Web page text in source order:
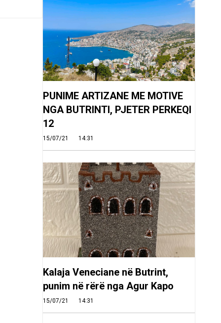
PUNIME ARTIZANE ME MOTIVE
NGA BUTRINTI, PJETER PERKEQI
12
15/07/21 14:31
Kalaja Veneciane në Butrint,
punim në rërë nga Agur Kapo
15/07/21 14:31